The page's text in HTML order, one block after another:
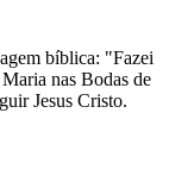
bíblica: "Fazei
nas Bodas de
Jesus Cristo.